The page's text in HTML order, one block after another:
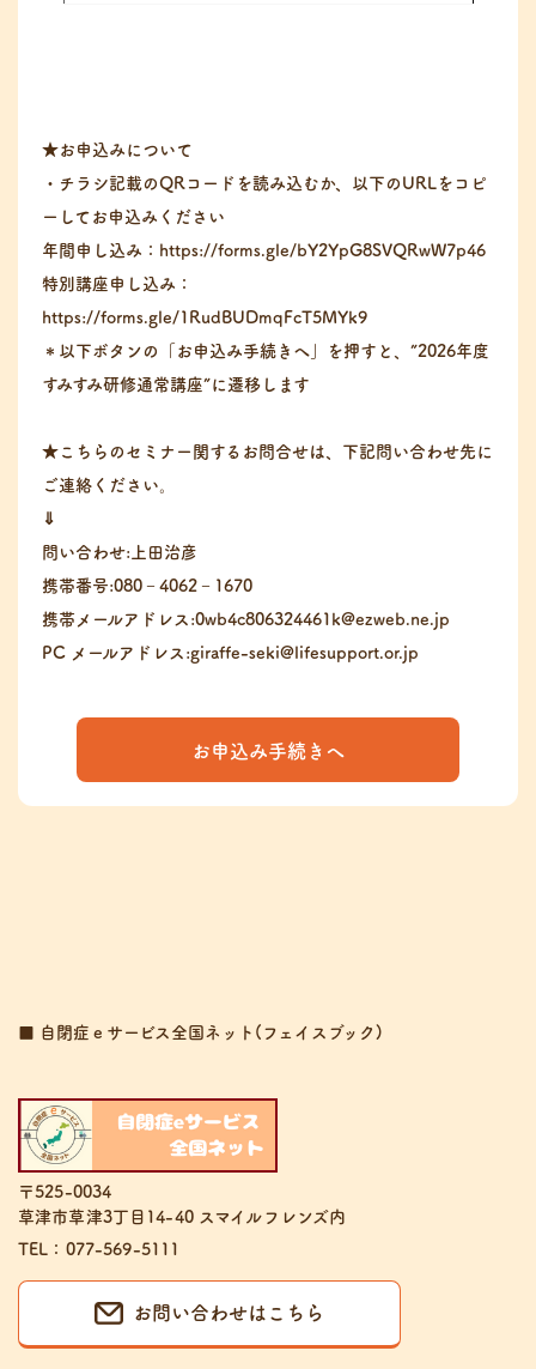
★お申込みについて
・チラシ記載のQRコードを読み込むか、以下のURLをコピ
ーしてお申込みください
年間申し込み：https://forms.gle/bY2YpG8SVQRwW7p46
特別講座申し込み：
https://forms.gle/1RudBUDmqFcT5MYk9
＊以下ボタンの「お申込み手続きへ」を押すと、”2026年度
すみすみ研修通常講座”に遷移します
★こちらのセミナー関するお問合せは、下記問い合わせ先に
ご連絡ください。
⇓
問い合わせ:上田治彦
携帯番号:080‐4062‐1670
携帯メールアドレス:0wb4c806324461k@ezweb.ne.jp
PC メールアドレス:giraffe-seki@lifesupport.or.jp
お申込み手続きへ
■ 自閉症ｅサービス全国ネット(フェイスブック)
〒525-0034
草津市草津3丁目14-40 スマイルフレンズ内
TEL：077-569-5111
お問い合わせはこちら